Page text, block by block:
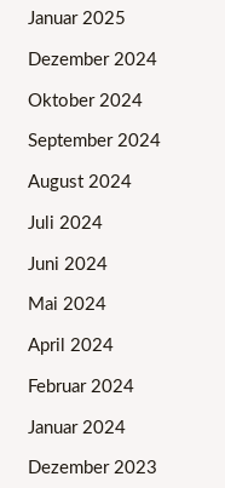
Januar 2025
Dezember 2024
Oktober 2024
September 2024
August 2024
Juli 2024
Juni 2024
Mai 2024
April 2024
Februar 2024
Januar 2024
Dezember 2023